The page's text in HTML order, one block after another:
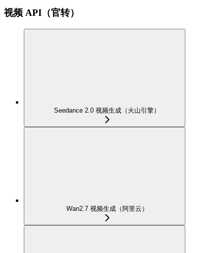
视频 API（官转）
Seedance 2.0 视频生成（火山引擎）
Wan2.7 视频生成（阿里云）